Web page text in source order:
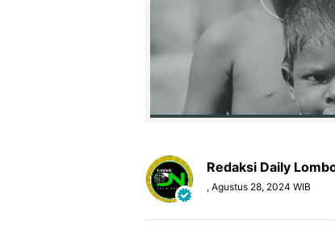
Redaksi Daily
, Agustus 28, 2024 WIB